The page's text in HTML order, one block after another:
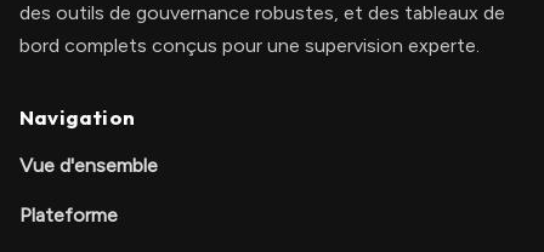
des outils de gouvernance robustes, et des tableaux de
bord complets conçus pour une supervision experte.
Navigation
Vue d'ensemble
Plateforme